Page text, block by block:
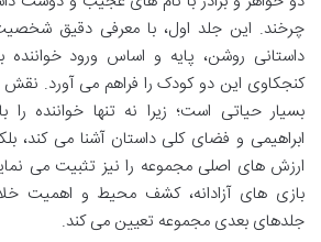
چرخند. این جلد اول، با معرفی دقیق
داستانی روشن، پایه و اساس ورود
کنجکاوی این دو کودک را فراهم می آورد.
بسیار حیاتی است؛ زیرا نه تنها خواننده
ابراهیمی و فضای کلی داستان آشنا می کند،
ارزش های اصلی مجموعه را نیز تثبیت می
بازی های آزادانه، کشف محیط و اهمیت
جلدهای بعدی مجموعه تعیین می کند.